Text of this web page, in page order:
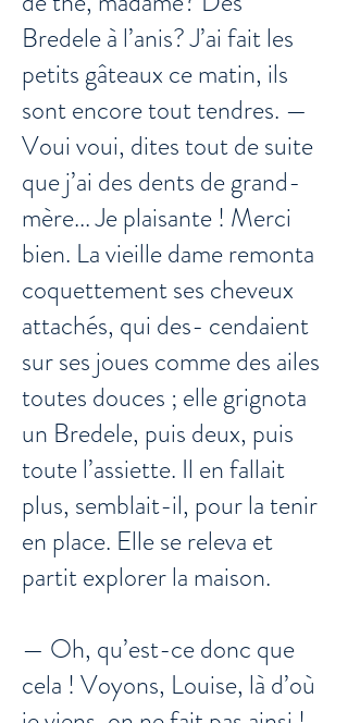
Bredele à l’anis? J’ai fait les
petits gâteaux ce matin, ils
sont encore tout tendres. —
Voui voui, dites tout de suite
que j’ai des dents de grand-
mère... Je plaisante ! Merci
bien. La vieille dame remonta
coquettement ses cheveux
attachés, qui des- cendaient
sur ses joues comme des ailes
toutes douces ; elle grignota
un Bredele, puis deux, puis
toute l’assiette. Il en fallait
plus, semblait-il, pour la tenir
en place. Elle se releva et
partit explorer la maison.
— Oh, qu’est-ce donc que
cela ! Voyons, Louise, là d’où